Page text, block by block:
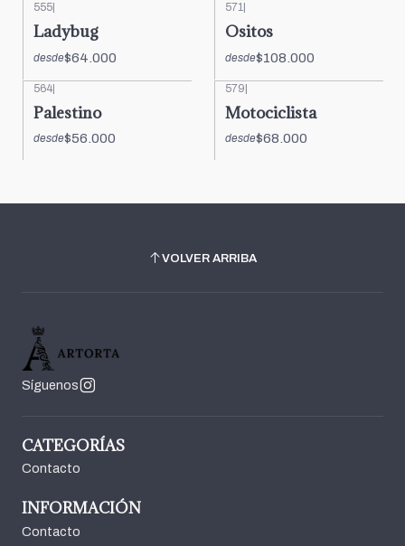
555
Ladybug
desde$64.000
571
Ositos
desde$108.000
564|
Palestino
desde$56.000
579|
Motociclista
desde$68.000
VOLVER ARRIBA
Síguenos
CATEGORÍAS
Contacto
INFORMACIÓN
Contacto